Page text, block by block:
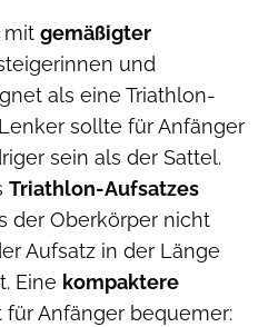
mit gemäßigter
und
als eine Triathlon-
sollte für Anfänger
sein als der Sattel.
Triathlon-Aufsatzes
der Oberkörper nicht
Aufsatz in der Länge
Eine kompaktere
für Anfänger bequemer: